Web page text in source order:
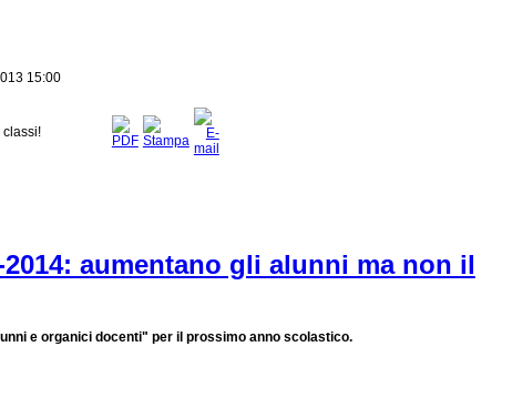
15:00
aumentano gli alunni ma non il
e organici docenti" per il prossimo anno scolastico.